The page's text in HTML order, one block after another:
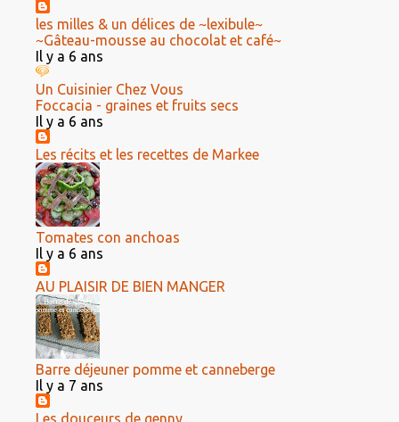
les milles & un délices de ~lexibule~
~Gâteau-mousse au chocolat et café~
Il y a 6 ans
Un Cuisinier Chez Vous
Foccacia - graines et fruits secs
Il y a 6 ans
Les récits et les recettes de Markee
Tomates con anchoas
Il y a 6 ans
AU PLAISIR DE BIEN MANGER
Barre déjeuner pomme et canneberge
Il y a 7 ans
Les douceurs de genny